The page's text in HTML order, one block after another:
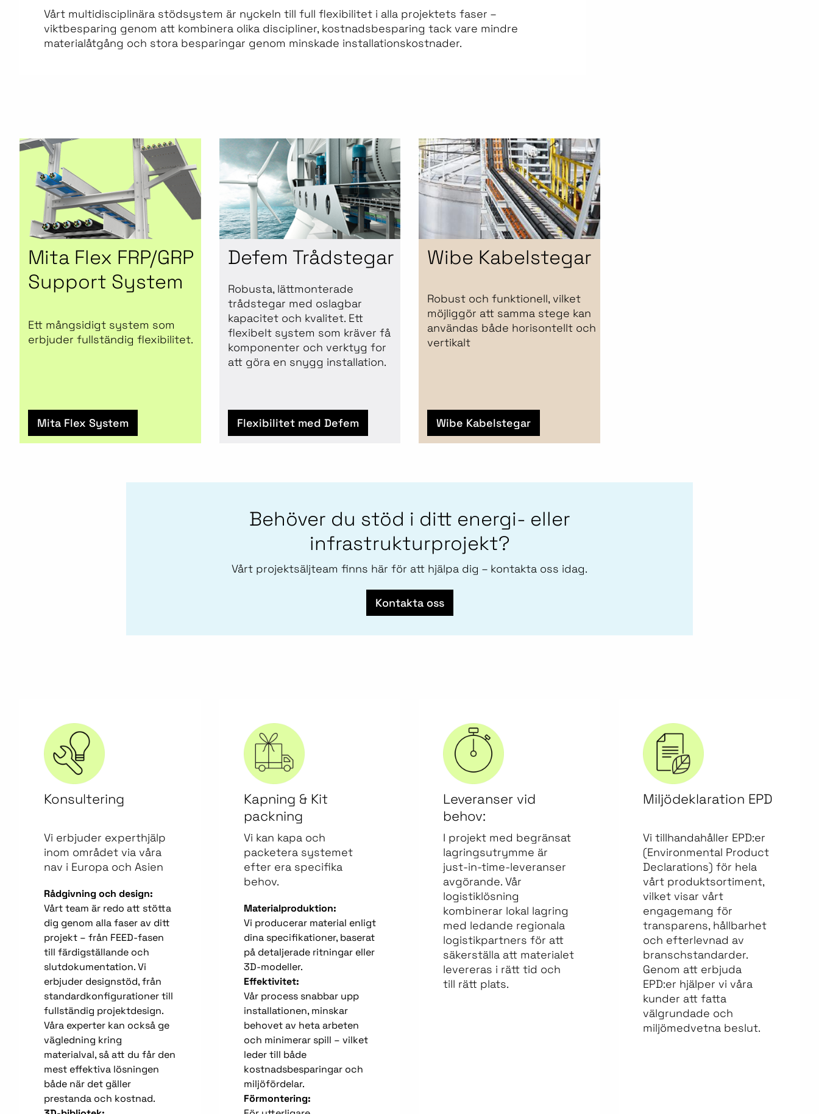
Vårt multidisciplinära stödsystem är nyckeln till full flexibilitet i alla projektets faser –
viktbesparing genom att kombinera olika discipliner, kostnadsbesparing tack vare mindre
materialåtgång och stora besparingar genom minskade installationskostnader.
Mita Flex FRP/GRP
Support System
Ett mångsidigt system som
erbjuder fullständig flexibilitet.
Mita Flex System
Defem Trådstegar
Robusta, lättmonterade
trådstegar med oslagbar
kapacitet och kvalitet. Ett
flexibelt system som kräver få
komponenter och verktyg for
att göra en snygg installation.
Flexibilitet med Defem
Wibe Kabelstegar
Robust och funktionell, vilket
möjliggör att samma stege kan
användas både horisontellt och
vertikalt
Wibe Kabelstegar
Behöver du stöd i ditt energi- eller
infrastrukturprojekt?
Vårt projektsäljteam finns här för att hjälpa dig – kontakta oss idag.
Kontakta oss
Konsultering
Vi erbjuder experthjälp
inom området via våra
nav i Europa och Asien
Rådgivning och design:
Vårt team är redo att stötta
dig genom alla faser av ditt
projekt – från FEED-fasen
till färdigställande och
slutdokumentation. Vi
erbjuder designstöd, från
standardkonfigurationer till
fullständig projektdesign.
Våra experter kan också ge
vägledning kring
materialval, så att du får den
mest effektiva lösningen
både när det gäller
prestanda och kostnad.
Kapning & Kit
packning
Vi kan kapa och
packetera systemet
efter era specifika
behov.
Materialproduktion:
Vi producerar material enligt
dina specifikationer, baserat
på detaljerade ritningar eller
3D-modeller.
Effektivitet:
Vår process snabbar upp
installationen, minskar
behovet av heta arbeten
och minimerar spill – vilket
leder till både
kostnadsbesparingar och
miljöfördelar.
Förmontering:
Leveranser vid
behov:
I projekt med begränsat
lagringsutrymme är
just-in-time-leveranser
avgörande. Vår
logistiklösning
kombinerar lokal lagring
med ledande regionala
logistikpartners för att
säkerställa att materialet
levereras i rätt tid och
till rätt plats.
Miljödeklaration EPD
Vi tillhandahåller EPD:er
(Environmental Product
Declarations) för hela
vårt produktsortiment,
vilket visar vårt
engagemang för
transparens, hållbarhet
och efterlevnad av
branschstandarder.
Genom att erbjuda
EPD:er hjälper vi våra
kunder att fatta
välgrundade och
miljömedvetna beslut.